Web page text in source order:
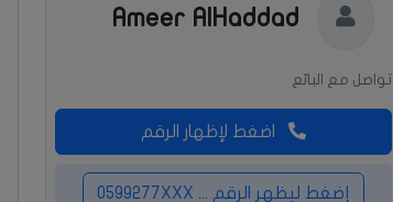
Ameer AlHaddad
تواصل مع البائع
اضغط لإظهار الرقم
إضغط ليظهر الرقم ... 0599277XXX